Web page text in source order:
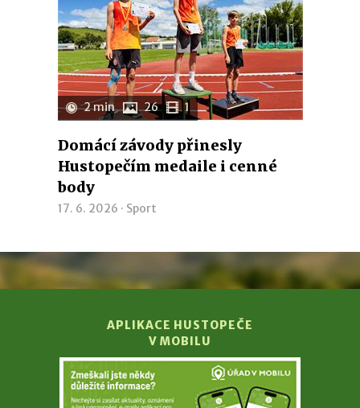
2 min 26 1
Domácí závody přinesly
Hustopečím medaile i cenné
body
17. 6. 2026 · Sport
APLIKACE HUSTOPEČE
V MOBILU